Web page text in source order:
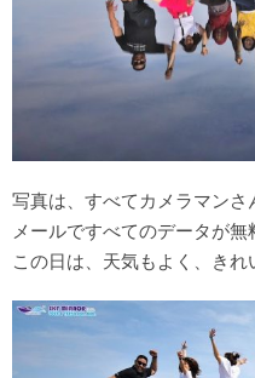
写真は、すべてカメラマン
メールですべてのデータが無
この日は、天気もよく、きれ